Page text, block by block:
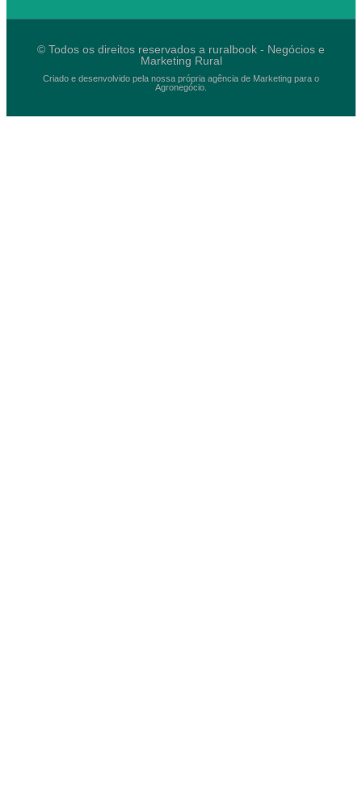
© Todos os direitos reservados a ruralbook - Negócios e
Marketing Rural
Criado e desenvolvido pela nossa própria agência de Marketing para o
Agronegócio.